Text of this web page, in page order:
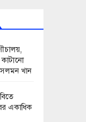
কাটানো
সলমন খান
একাধিক